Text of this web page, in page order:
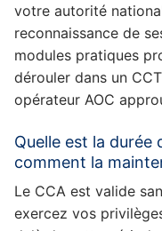
votre autorité
reconnaissance de
modules pratiques
dérouler dans un
opérateur AOC
Quelle est la durée
comment la
Le CCA est valide
exercez vos